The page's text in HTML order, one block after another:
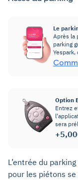
Le
Après la
parking
Yespark,
Option
Entrez
sera
L’entrée du
pour les piétons